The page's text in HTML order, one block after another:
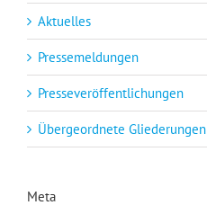
Aktuelles
Pressemeldungen
Presseveröffentlichungen
Übergeordnete Gliederungen
Meta